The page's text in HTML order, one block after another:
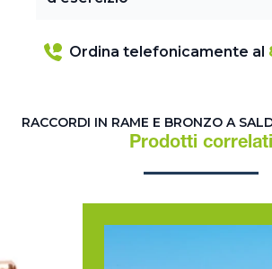
Ordina telefonicamente al
RACCORDI IN RAME E BRONZO A
Prodotti correlati